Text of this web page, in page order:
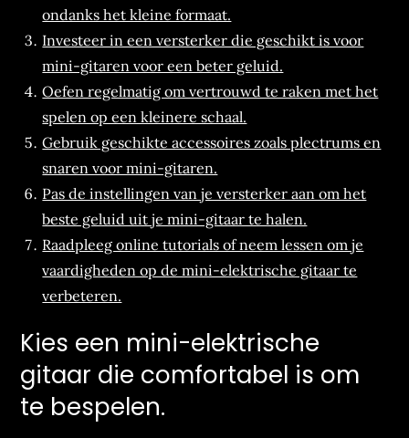
ondanks het kleine formaat.
Investeer in een versterker die geschikt is voor
mini-gitaren voor een beter geluid.
Oefen regelmatig om vertrouwd te raken met het
spelen op een kleinere schaal.
Gebruik geschikte accessoires zoals plectrums en
snaren voor mini-gitaren.
Pas de instellingen van je versterker aan om het
beste geluid uit je mini-gitaar te halen.
Raadpleeg online tutorials of neem lessen om je
vaardigheden op de mini-elektrische gitaar te
verbeteren.
Kies een mini-elektrische
gitaar die comfortabel is om
te bespelen.